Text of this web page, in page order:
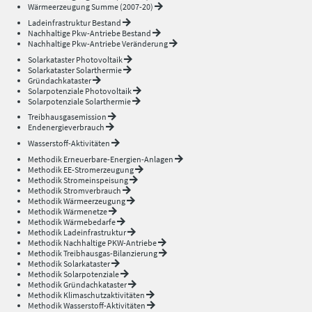
Wärmeerzeugung Summe (2007-20)
Ladeinfrastruktur Bestand
Nachhaltige Pkw-Antriebe Bestand
Nachhaltige Pkw-Antriebe Veränderung
Solarkataster Photovoltaik
Solarkataster Solarthermie
Gründachkataster
Solarpotenziale Photovoltaik
Solarpotenziale Solarthermie
Treibhausgasemission
Endenergieverbrauch
Wasserstoff-Aktivitäten
Methodik Erneuerbare-Energien-Anlagen
Methodik EE-Stromerzeugung
Methodik Stromeinspeisung
Methodik Stromverbrauch
Methodik Wärmeerzeugung
Methodik Wärmenetze
Methodik Wärmebedarfe
Methodik Ladeinfrastruktur
Methodik Nachhaltige PKW-Antriebe
Methodik Treibhausgas-Bilanzierung
Methodik Solarkataster
Methodik Solarpotenziale
Methodik Gründachkataster
Methodik Klimaschutzaktivitäten
Methodik Wasserstoff-Aktivitäten